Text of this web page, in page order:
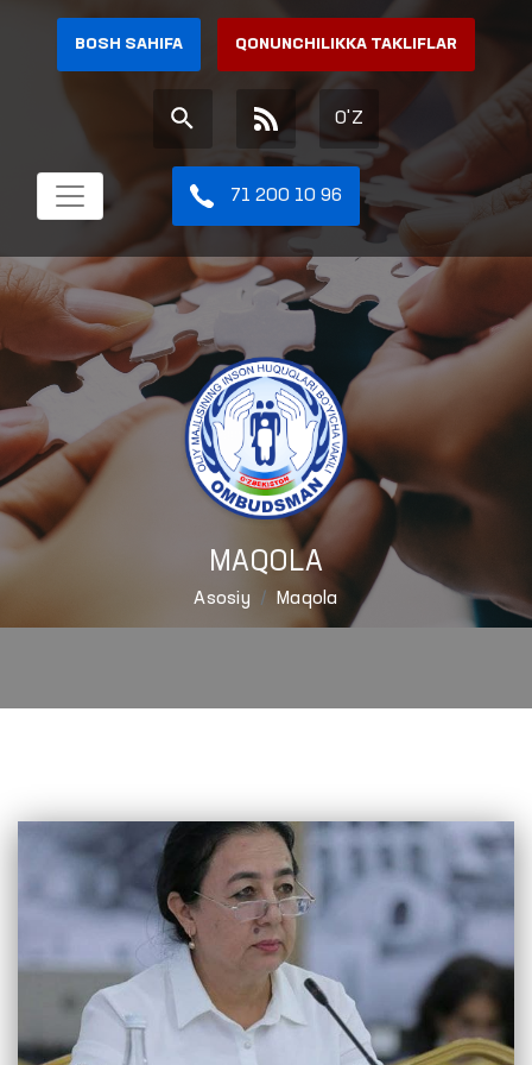
BOSH SAHIFA QONUNCHILIKKA TAKLIFLAR
O'Z
71 200 10 96
MAQOLA
Asosiy Maqola